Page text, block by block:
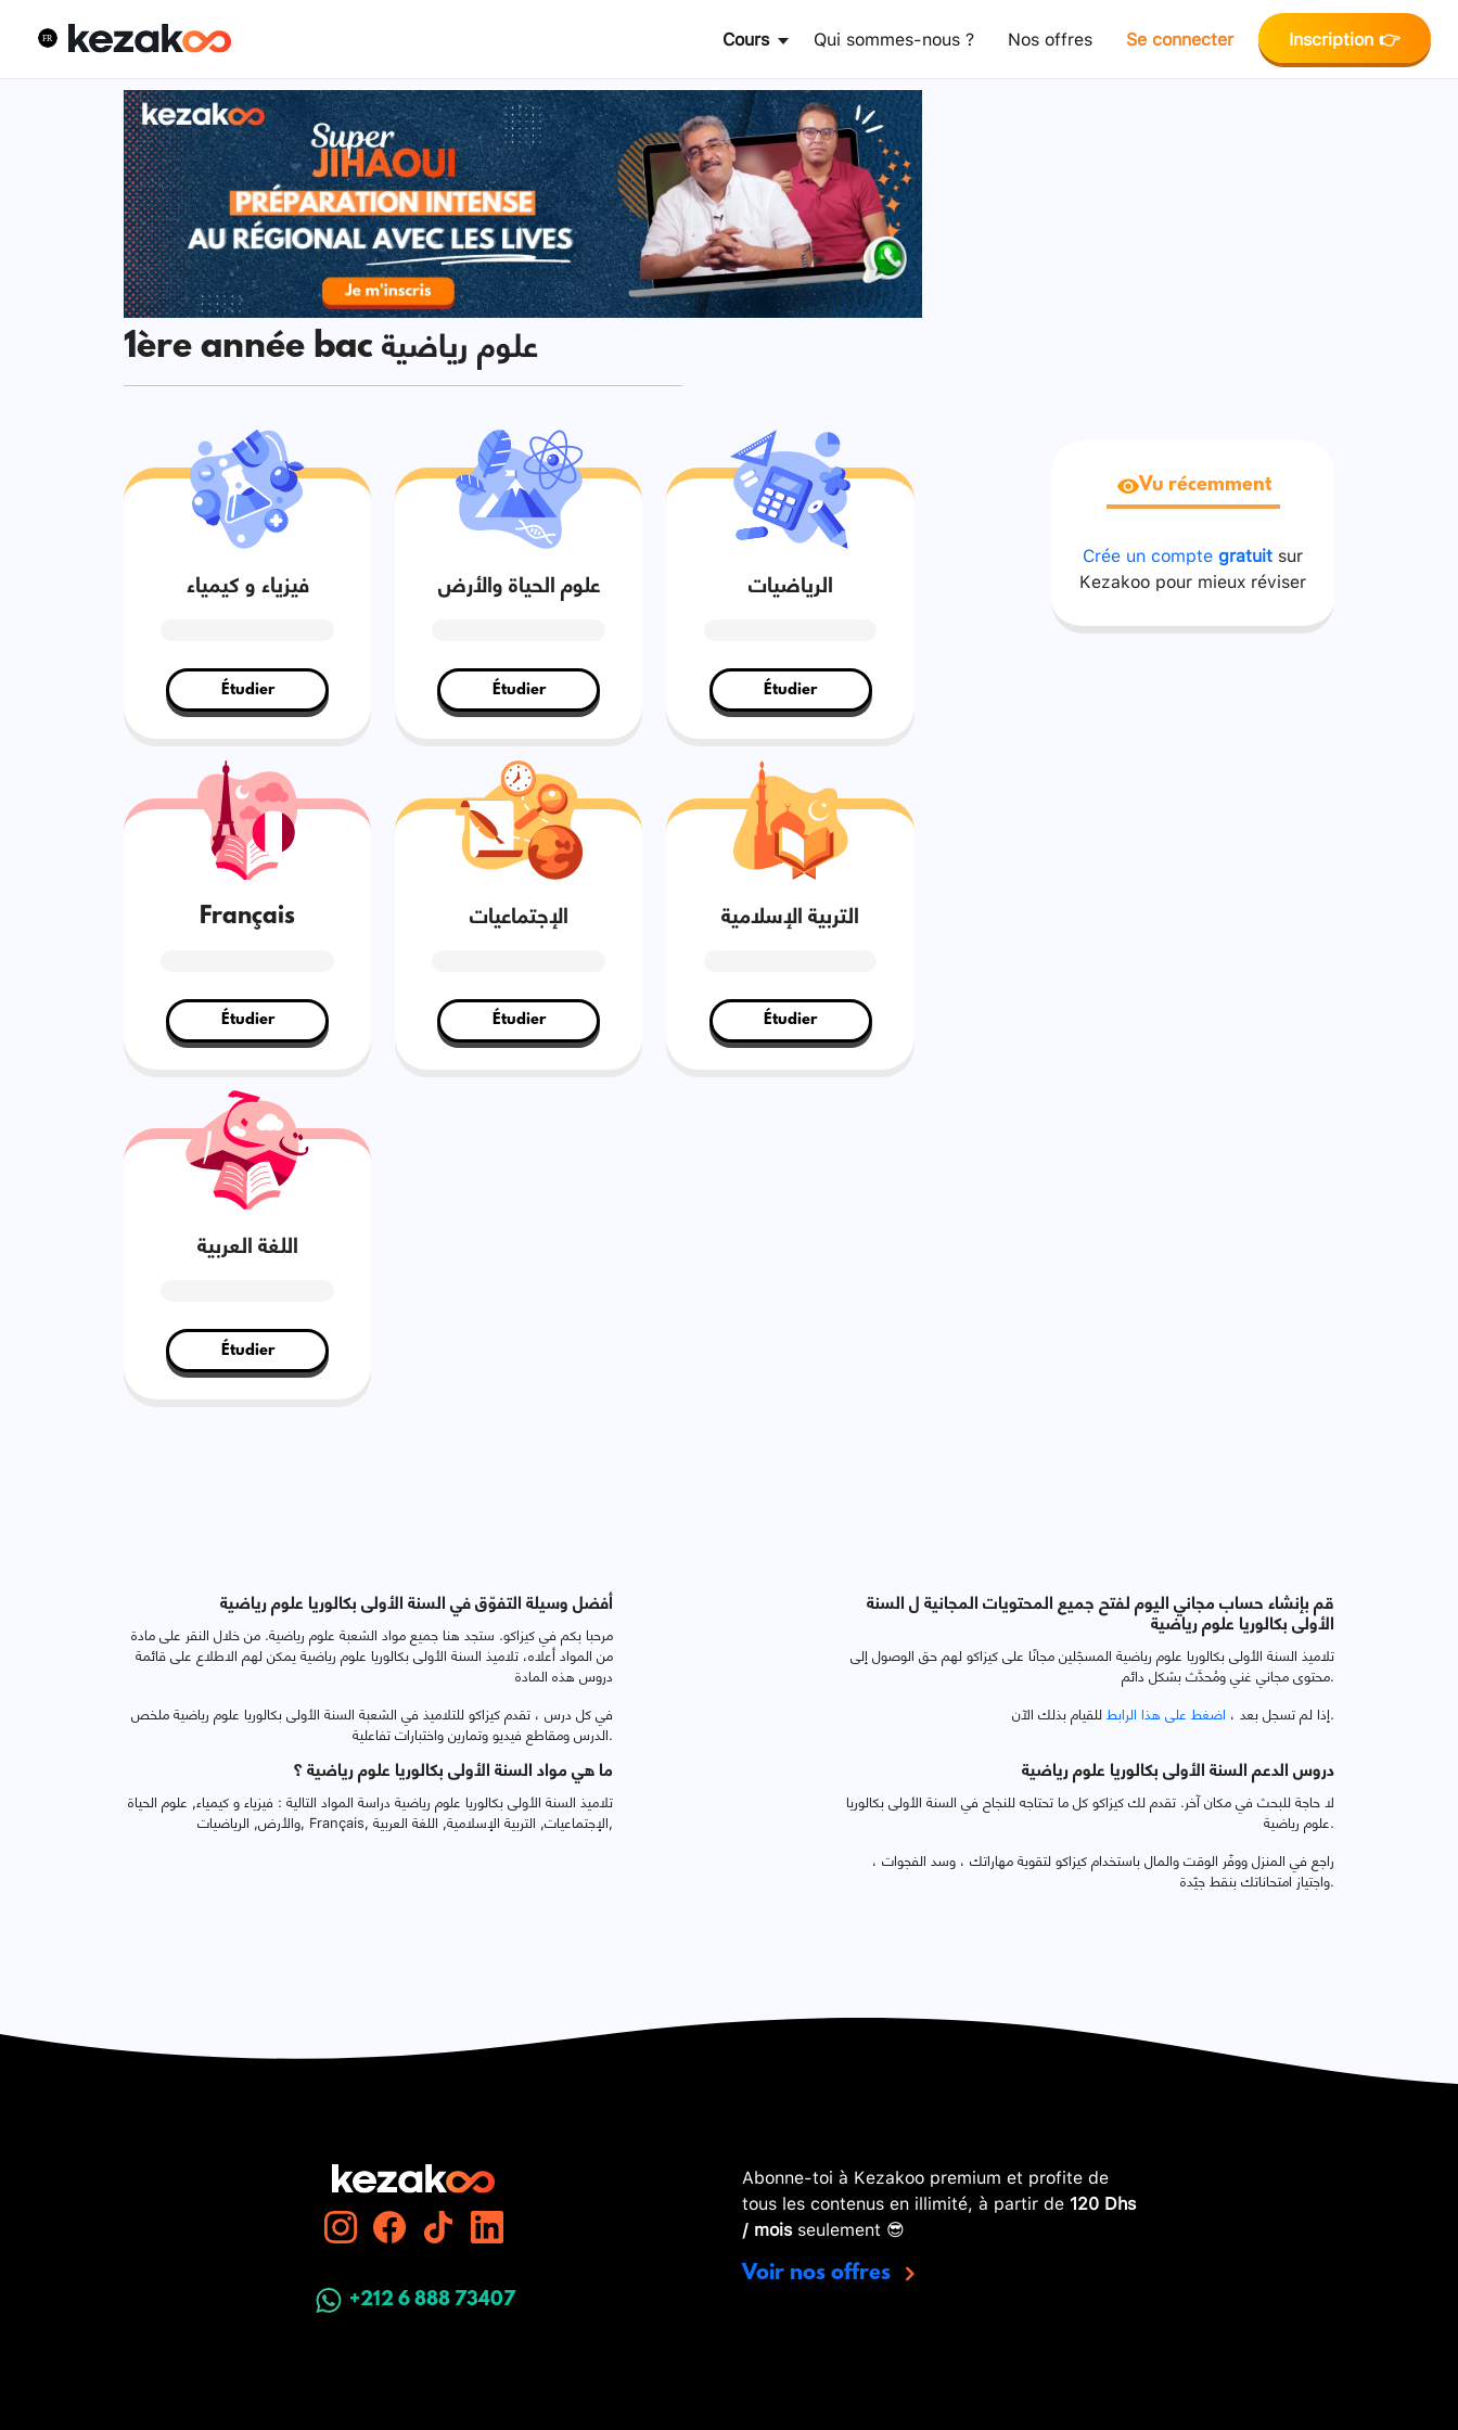
Cours Qui sommes-nous ? Nos offres Se connecter Inscription 👉
1ère année bac علوم رياضية
فيزياء و كيمياء
Étudier
علوم الحياة والأرض
Étudier
الرياضيات
Étudier
Français
Étudier
الإجتماعيات
Étudier
التربية الإسلامية
Étudier
اللغة العربية
Étudier
Vu récemment
Crée un comptegratuit sur
Kezakoo pour mieux réviser
أفضل وسيلة التفوّق في السنة الأولى بكالوريا علوم رياضية
مرحبا بكم في كيزاكو. ستجد هنا جميع مواد الشعبة علوم رياضية. من خلال النقر على مادة
من المواد أعلاه، تلاميذ السنة الأولى بكالوريا علوم رياضية يمكن لهم الاطلاع على قائمة
دروس هذه المادة
في كل درس ، تقدم كيزاكو للتلاميذ في الشعبة السنة الأولى بكالوريا علوم رياضية ملخص
الدرس ومقاطع فيديو وتمارين واختبارات تفاعلية.
قم بإنشاء حساب مجاني اليوم لفتح جميع المحتويات المجانية ل السنة
الأولى بكالوريا علوم رياضية
تلاميذ السنة الأولى بكالوريا علوم رياضية المسجّلين مجانًا على كيزاكو لهم حق الوصول إلى
محتوى مجاني غني ومُحدَّث بشكل دائم.
إذا لم تسجل بعد ، اضغط على هذا الرابط للقيام بذلك الآن.
ما هي مواد السنة الأولى بكالوريا علوم رياضية ؟
تلاميذ السنة الأولى بكالوريا علوم رياضية دراسة المواد التالية : فيزياء و كيمياء, علوم الحياة
والأرض, الرياضيات, Français, الإجتماعيات, التربية الإسلامية, اللغة العربية,
دروس الدعم السنة الأولى بكالوريا علوم رياضية
لا حاجة للبحث في مكان آخر. تقدم لك كيزاكو كل ما تحتاجه للنجاح في السنة الأولى بكالوريا
علوم رياضية.
راجع في المنزل ووفّر الوقت والمال باستخدام كيزاكو لتقوية مهاراتك ، وسد الفجوات ،
واجتياز امتحاناتك بنقط جيّدة.
+212 6 888 73407
Abonne-toi à Kezakoo premium et profite de
tous les contenus en illimité, à partir de 120 Dhs
/ moisseulement 😎
Voir nos offres